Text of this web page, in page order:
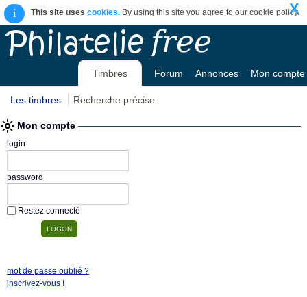
i This site uses cookies.By using this site you agree to our cookie policy.
X
Timbres Forum Annonces Mon compte
Les timbres Recherche précise
Mon compte
login
password
Restez connecté
mot de passe oublié ?
inscrivez-vous !